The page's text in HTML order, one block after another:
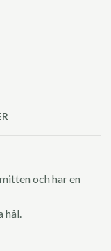
och har en
hål.